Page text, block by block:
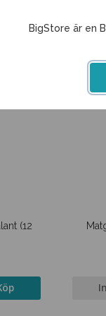
(12
BigStore är en